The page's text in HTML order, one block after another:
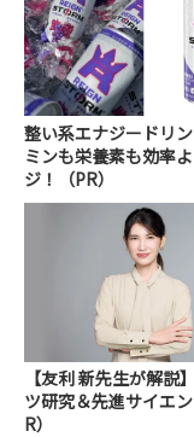
整い系エナジードリ
ミンも栄養素も効率
ジ！（PR）
【友利 新先生が解説
ツ研究＆先進サイエ
R）